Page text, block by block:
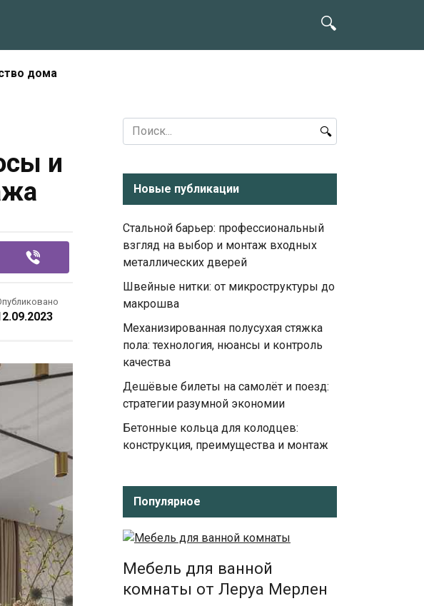
дома
и
Search
for:
Новые публикации
Стальной барьер: профессиональный
взгляд на выбор и монтаж входных
металлических дверей
Швейные нитки: от микроструктуры до
макрошва
Механизированная полусухая стяжка
пола: технология, нюансы и контроль
качества
Дешёвые билеты на самолёт и поезд:
стратегии разумной экономии
Бетонные кольца для колодцев:
конструкция, преимущества и монтаж
Популярное
Мебель для ванной
комнаты от Леруа Мерлен